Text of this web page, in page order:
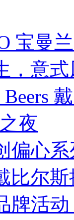
宝曼
，意式
夜
偏心
比尔
牌活